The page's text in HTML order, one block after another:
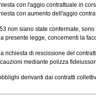
con l'aggio contrattuale in
con aumento dell'aggio
non siano state confermate,
legge, concernenti la
di rescissione del
mediante polizza
derivanti dai contratti